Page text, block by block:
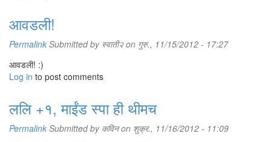
आवडली!
Permalink Submitted by स्वाती२on गुरु., 11/15/2012 - 17:27
आवडली! :)
Log in to post comments
ललि +१, माईंड स्पा ही थीमच
Permalink Submitted by कविनon शुक्र., 11/16/2012 - 11:09